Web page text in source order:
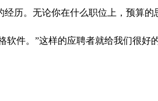
历。无论你在什么职位上，预算
件。”这样的应聘者就给我们很好